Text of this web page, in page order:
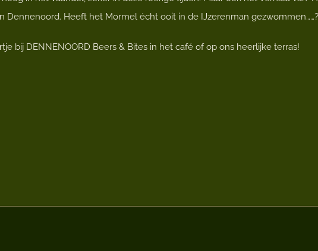
Dennenoord. Heeft het Mormel écht ooit in de IJzerenman gezwommen……?
bij DENNENOORD Beers & Bites in het café of op ons heerlijke terras!